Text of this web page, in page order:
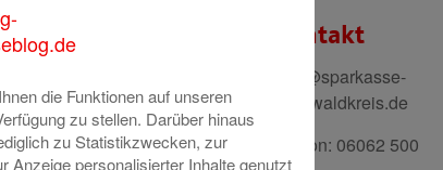
ImmobilienCenter der
zur Vermittlung ihrer
Kontakt
mail@sparkasse-
odenwaldkreis.de
Telefon: 06062 500
die Funktionen auf unseren
zu stellen. Darüber hinaus
zu Statistikzwecken, zur
Anzeige personalisierter Inhalte genutzt